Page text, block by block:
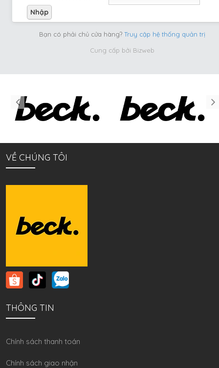
Bạn có phải chủ cửa hàng? Truy cập hệ thống quản trị
Cung cấp bởi Bizweb
VỀ CHÚNG TÔI
THÔNG TIN
Chính sách thanh toán
Chính sách giao nhận